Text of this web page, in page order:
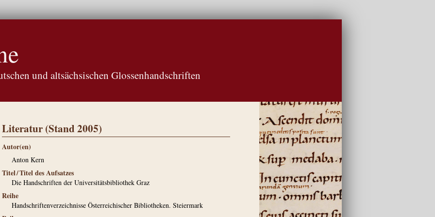
und altsächsischen Glossenhandschriften
Literatur (Stand 2005)
Autor(en)
Anton Kern
Titel / Titel des Aufsatzes
Die Handschriften der Universitätsbibliothek Graz
Reihe
Handschriftenverzeichnisse Österreichischer Bibliotheken. Steiermark